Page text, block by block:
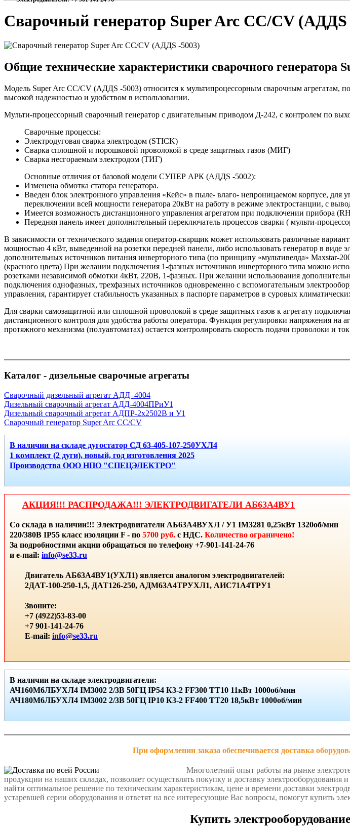
Сварочный генератор Super Arc CC/CV (АДДS
Общие технические характеристики сварочного генератора
Модель Super Arc CC/CV (АДДS -5003) относится к мультипроцессорным сварочным агрегатам,
высокой надежностью и удобством в использовании.
Мульти-процессорный сварочный генератор с двигательным приводом Д-242, с контролем по
Сварочные процессы:
Электродуговая сварка электродом (STICK)
Сварка сплошной и порошковой проволокой в среде защитных газов (МИГ)
Сварка несгораемым электродом (ТИГ)
Основные отличия от базовой модели СУПЕР АРК (АДДS -5002):
Изменена обмотка статора генератора.
Введен блок электронного управления «Кейс» в пыле- влаго- непроницаемом корпусе, для
переключении всей мощности генератора 20кВт на работу в режиме электростанции, с
Имеется возможность дистанционного управления агрегатом при подключении прибора
Передняя панель имеет дополнительный переключатель процессов сварки ( мульти-
В зависимости от технического задания оператор-сварщик может использовать различные
мощностью 4 кВт, выведенной на розетки передней панели, либо использовать генератор в
дополнительных источников питания инверторного типа (по принципу «мультивелда» Maxstar-
(красного цвета) При желании подключения 1-фазных источников инверторного типа можно
розетками независимой обмотки 4кВт, 220В, 1-фазных. При желании использования
подключения однофазных, трехфазных источников одновременно с вспомогательным
управления, гарантирует стабильность указанных в паспорте параметров в суровых
Для сварки самозащитной или сплошной проволокой в среде защитных газов к агрегату
дистанционного контроля для удобства работы оператора. Функция регулировки напряжения
протяжного механизма (полуавтоматах) остается контролировать скорость подачи проволоки и
Каталог - дизельные сварочные агрегаты
Сварочный дизельный агрегат АДД–4004
Дизельный сварочный агрегат АДД-4004ПРиУ1
Дизельный сварочный агрегат АДПР-2x2502В и У1
Сварочный генератор Super Arc CC/CV
В наличии на складе дугостатор СД 63-405-107-250УХЛ4
1 комплект (2 дуги), новый, год изготовления 2025
Производства ООО НПО "СПЕЦЭЛЕКТРО"
АКЦИЯ!!! РАСПРОДАЖА!!! ЭЛЕКТРОДВИГАТЕЛИ АБ63А4ВУ1
Со склада в наличии!!! Электродвигатели АБ63А4ВУХЛ / У1 IM3281 0,25кВт 1320об/мин
220/380В IP55 класс изоляции F - по 5700 руб. с НДС. Количество ограничено!
За подробностями акции обращаться по телефону +7-901-141-24-76
и e-mail: info@se33.ru
Двигатель АБ63А4ВУ1(УХЛ1) является аналогом электродвигателей:
2ДАТ-100-250-1,5, ДАТ126-250, АДМ63А4ТРУХЛ1, АИС71А4ТРУ1
Звоните:
+7 (4922)53-83-00
+7 901-141-24-76
E-mail: info@se33.ru
В наличии на складе электродвигатели:
АЧ160М6ЛБУХЛ4 IМ3002 2/3В 50ГЦ IР54 К3-2 FF300 ТТ10 11кВт 1000об/мин
АЧ180М6ЛБУХЛ4 IМ3002 2/3В 50ГЦ IР10 К3-2 FF400 ТТ20 18,5кВт 1000об/мин
При оформлении заказа обеспечивается доставка
Многолетний опыт работы на рынке
продукции на наших складах, позволяет осуществлять покупку и доставку
найти оптимальное решение по техническим характеристикам, цене и времени доставки
устаревшей серии оборудования и ответят на все интересующие Вас вопросы, помогут купить
Купить